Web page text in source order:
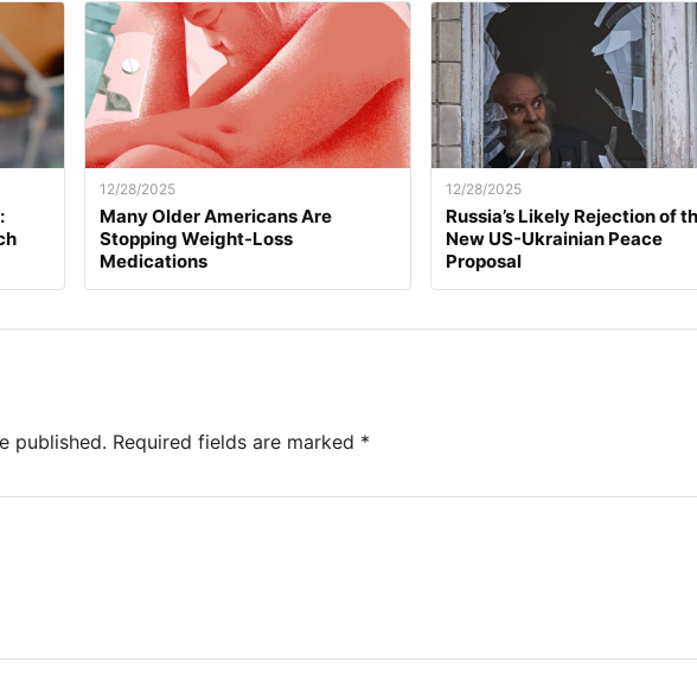
12/28/2025
Many Older Americans Are
Stopping Weight-Loss
Medications
12/28/2025
Russia’s Likely Rejection of
New US-Ukrainian Peace
Proposal
published. Required fields are marked *